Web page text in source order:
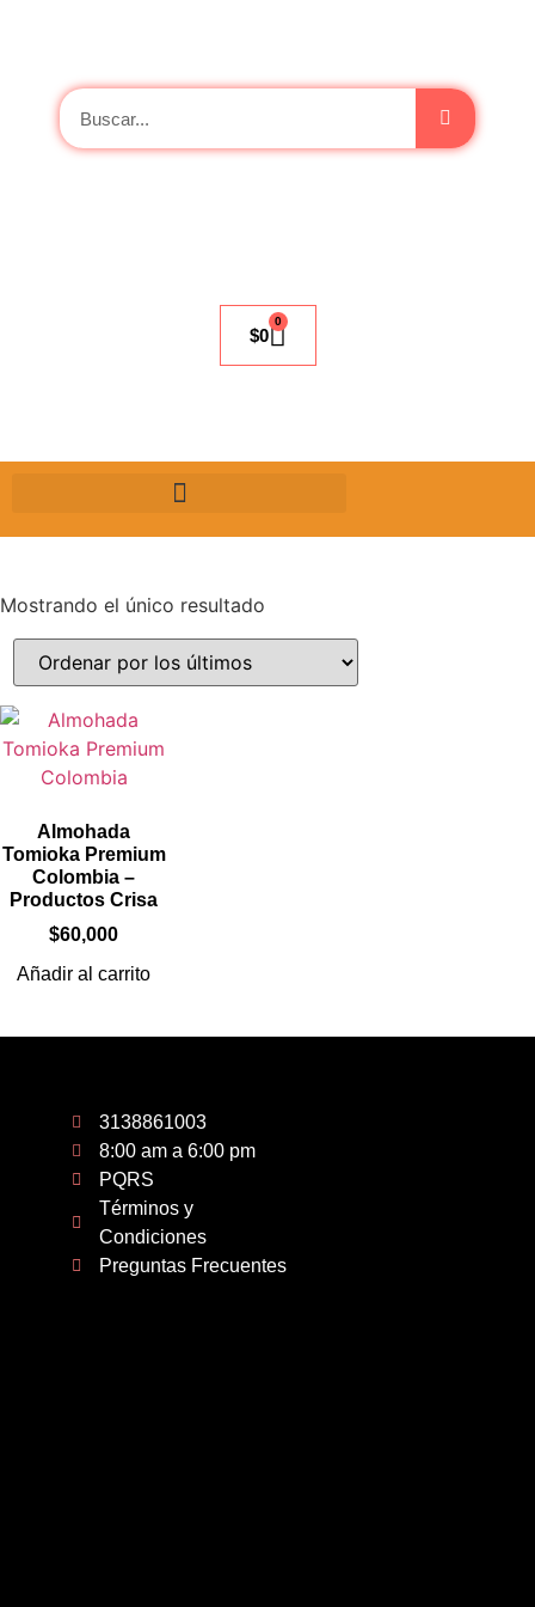
$0
0
Mostrando el único resultado
Almohada
Tomioka Premium
Colombia –
Productos Crisa
$60,000
Añadir al carrito
3138861003
8:00 am a 6:00 pm
PQRS
Términos y
Condiciones
Preguntas Frecuentes